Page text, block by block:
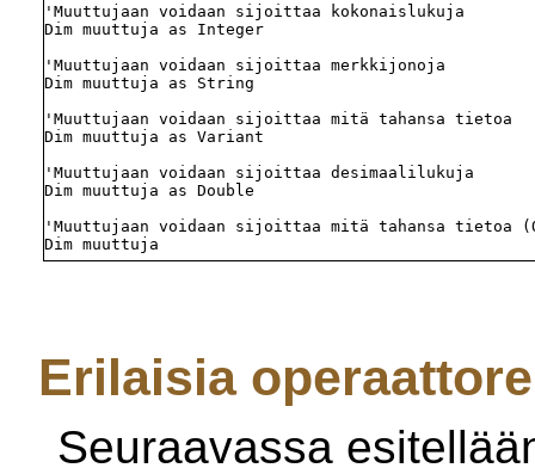
'Muuttujaan voidaan sijoittaa kokonaislukuja
Dim muuttuja as Integer
'Muuttujaan voidaan sijoittaa merkkijonoja
Dim muuttuja as String
'Muuttujaan voidaan sijoittaa mitä tahansa tietoa
Dim muuttuja as Variant
'Muuttujaan voidaan sijoittaa desimaalilukuja
Dim muuttuja as Double
'Muuttujaan voidaan sijoittaa mitä tahansa tietoa
Erilaisia
Seuraavassa